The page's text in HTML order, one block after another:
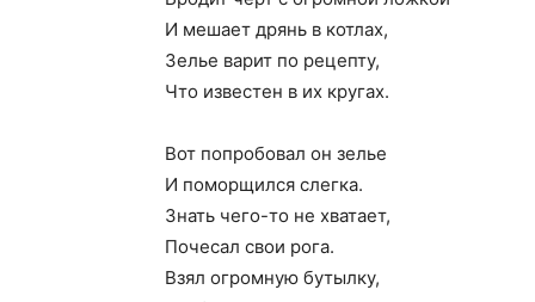
И мешает дрянь в котлах,
Зелье варит по рецепту,
Что известен в их кругах.
Вот попробовал он зелье
И поморщился слегка.
Знать чего-то не хватает,
Почесал свои рога.
Взял огромную бутылку,